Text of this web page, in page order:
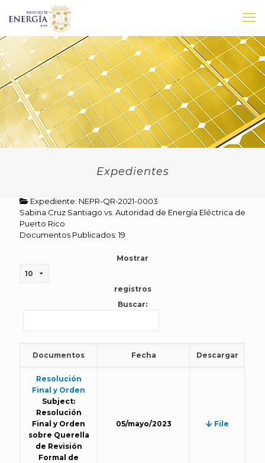
Expedientes
Expediente: NEPR-QR-2021-0003
Sabina Cruz Santiago vs. Autoridad de Energía Eléctrica de
Puerto Rico
Documentos Publicados: 19
Mostrar
registros
Buscar:
Documentos Fecha Descargar
Resolución
Final y Orden
Subject:
Resolución
Final y Orden
sobre Querella
de Revisión
Formal de
05/mayo/2023 File